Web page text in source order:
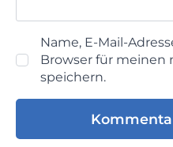
Name, E-Mail-
Browser für meinen
speichern.